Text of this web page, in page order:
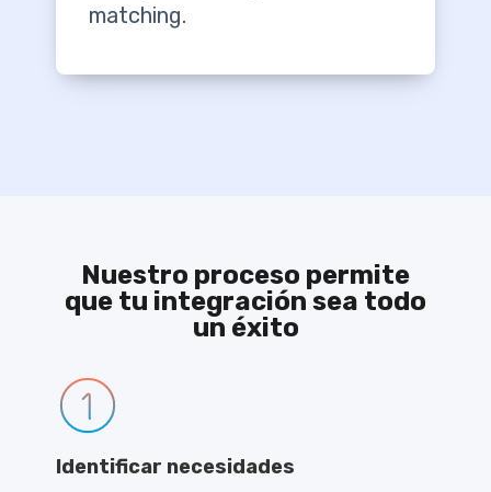
matching.
Nuestro proceso permite
que tu integración sea todo
un éxito
Identificar necesidades